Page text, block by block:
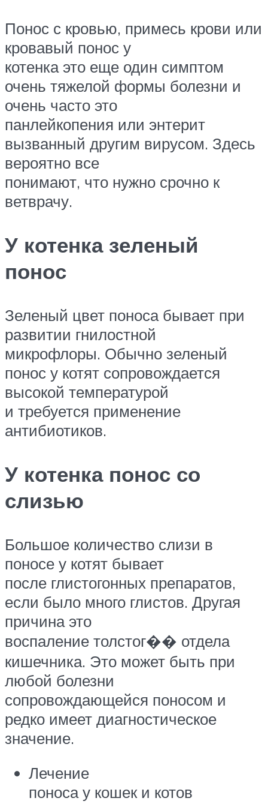
Понос с кровью, примесь крови или
кровавый понос у
котенка это еще один симптом
очень тяжелой формы болезни и
очень часто это
панлейкопения или энтерит
вызванный другим вирусом. Здесь
вероятно все
понимают, что нужно срочно к
ветврачу.
У котенка зеленый
понос
Зеленый цвет поноса бывает при
развитии гнилостной
микрофлоры. Обычно зеленый
понос у котят сопровождается
высокой температурой
и требуется применение
антибиотиков.
У котенка понос со
слизью
Большое количество слизи в
поносе у котят бывает
после глистогонных препаратов,
если было много глистов. Другая
причина это
воспаление толстог�� отдела
кишечника. Это может быть при
любой болезни
сопровождающейся поносом и
редко имеет диагностическое
значение.
Лечение
поноса у кошек и котов